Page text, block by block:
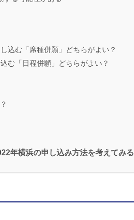
込む「席種併願」どちらがよい？
む「日程併願」どちらがよい？
年横浜の申し込み方法を考えてみる